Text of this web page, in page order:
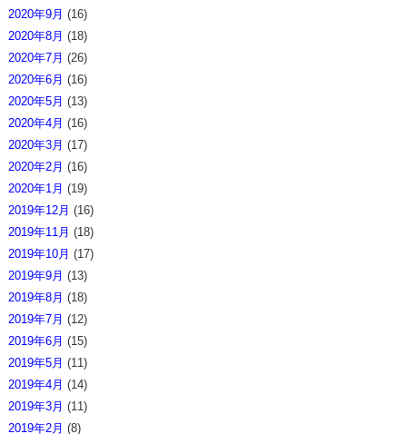
2020年9月 (16)
2020年8月 (18)
2020年7月 (26)
2020年6月 (16)
2020年5月 (13)
2020年4月 (16)
2020年3月 (17)
2020年2月 (16)
2020年1月 (19)
2019年12月 (16)
2019年11月 (18)
2019年10月 (17)
2019年9月 (13)
2019年8月 (18)
2019年7月 (12)
2019年6月 (15)
2019年5月 (11)
2019年4月 (14)
2019年3月 (11)
2019年2月 (8)